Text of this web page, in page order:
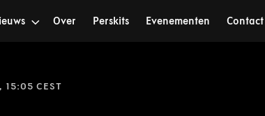
Over Perskits Evenementen Contact
CEST